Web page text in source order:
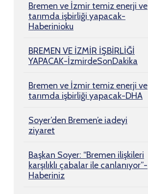
Bremen ve İzmir temiz enerji ve
tarımda işbirliği yapacak-
Haberinioku
BREMEN VE İZMİR İŞBİRLİĞİ
YAPACAK-İzmirdeSonDakika
Bremen ve İzmir temiz enerji ve
tarımda işbirliği yapacak-DHA
Soyer’den Bremen’e iadeyi
ziyaret
Başkan Soyer: “Bremen ilişkileri
karşılıklı çabalar ile canlanıyor”-
Haberiniz